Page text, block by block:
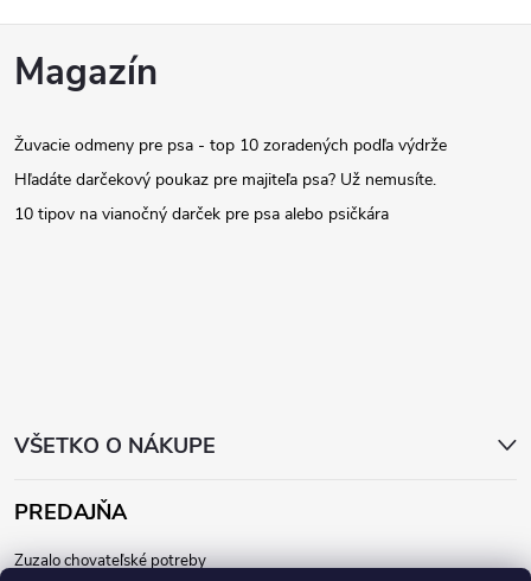
á
d
a
c
i
v
y
v
Z
p
ä
VŠETKO O NÁKUPE
PREDAJŇA
Zuzalo chovateľské potreby
Magazín
Žuvacie odmeny pre psa - top 10 zoradených podľa výdrže
Hľadáte darčekový poukaz pre majiteľa psa? Už nemusíte.
10 tipov na vianočný darček pre psa alebo psičkára